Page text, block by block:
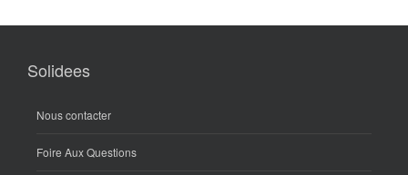
Solidees
Nous contacter
Foire Aux Questions